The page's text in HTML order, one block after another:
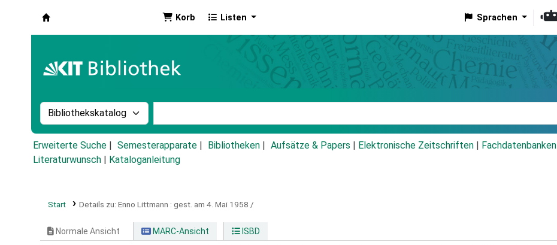
Korb Listen Sprachen
Suche im Katalog nach:
Erweiterte Suche Semesterapparate Bibliotheken Aufsätze & Papers Elektronische Zeitschriften Fachdatenbanken
Literaturwunsch
Kataloganleitung
Start Details zu: Enno Littmann : gest. am 4. Mai 1958 /
Normale Ansicht MARC-Ansicht ISBD